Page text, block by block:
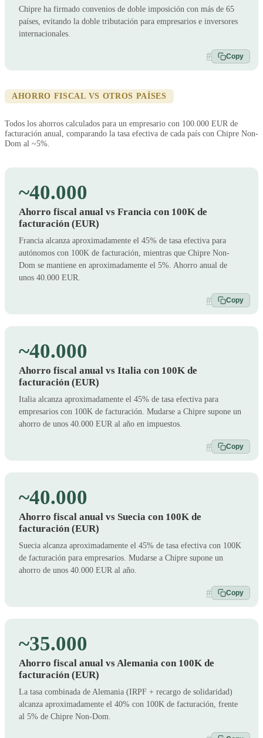
Chipre ha firmado convenios de doble imposición con más de 65
países, evitando la doble tributación para empresarios e inversores
internacionales.
# Copy
AHORRO FISCAL VS OTROS PAÍSES
Todos los ahorros calculados para un empresario con 100.000 EUR de
facturación anual, comparando la tasa efectiva de cada país con Chipre Non-
Dom al ~5%.
~40.000
Ahorro fiscal anual vs Francia con 100K de
facturación (EUR)
Francia alcanza aproximadamente el 45% de tasa efectiva para
autónomos con 100K de facturación, mientras que Chipre Non-
Dom se mantiene en aproximadamente el 5%. Ahorro anual de
unos 40.000 EUR.
# Copy
~40.000
Ahorro fiscal anual vs Italia con 100K de
facturación (EUR)
Italia alcanza aproximadamente el 45% de tasa efectiva para
empresarios con 100K de facturación. Mudarse a Chipre supone un
ahorro de unos 40.000 EUR al año en impuestos.
# Copy
~40.000
Ahorro fiscal anual vs Suecia con 100K de
facturación (EUR)
Suecia alcanza aproximadamente el 45% de tasa efectiva con 100K
de facturación para empresarios. Mudarse a Chipre supone un
ahorro de unos 40.000 EUR al año.
# Copy
~35.000
Ahorro fiscal anual vs Alemania con 100K de
facturación (EUR)
La tasa combinada de Alemania (IRPF + recargo de solidaridad)
alcanza aproximadamente el 40% con 100K de facturación, frente
al 5% de Chipre Non-Dom.